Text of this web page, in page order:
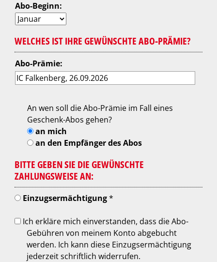
Abo-Beginn:
WELCHES IST IHRE GEWÜNSCHTE ABO-PRÄMIE?
Abo-Prämie:
An wen soll die Abo-Prämie im Fall eines
Geschenk-Abos gehen?
an mich
an den Empfänger des Abos
BITTE GEBEN SIE DIE GEWÜNSCHTE
ZAHLUNGSWEISE AN:
Einzugsermächtigung*
Ich erkläre mich einverstanden, dass die Abo-
Gebühren von meinem Konto abgebucht
werden. Ich kann diese Einzugsermächtigung
jederzeit schriftlich widerrufen.